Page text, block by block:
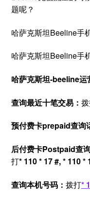
题呢？
哈萨克斯坦Beeline手
哈萨克斯坦Beeline手
哈萨克斯坦-beeline
查询最近十笔交易：
预付费卡prepaid查询
后付费卡Postpaid查
打* 110 * 17 #, * 110 *
查询本机号码： 拨打*